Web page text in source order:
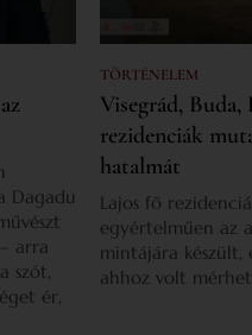
Dagadu
arra
szót,
ér,
TÖRTÉNELEM
Visegrád,
rezidenciák
hatalmát
Lajos fő
egyértelműen az
mintájára készült,
ahhoz volt